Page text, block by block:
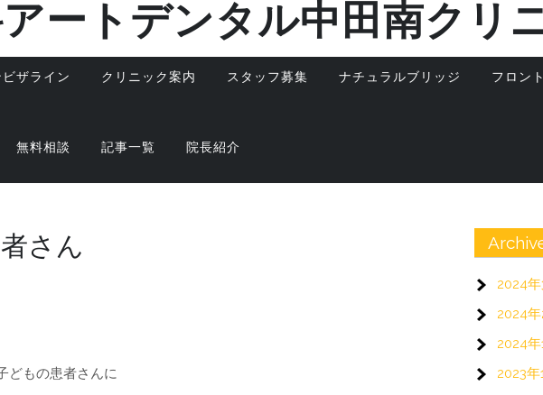
ートデンタル中田南クリ
ビザライン クリニック案内 スタッフ募集 ナチュラルブリッジ フロン
無料相談 記事一覧 院長紹介
さん
どもの患者さんに
2024年
2024年
2024年
2023年